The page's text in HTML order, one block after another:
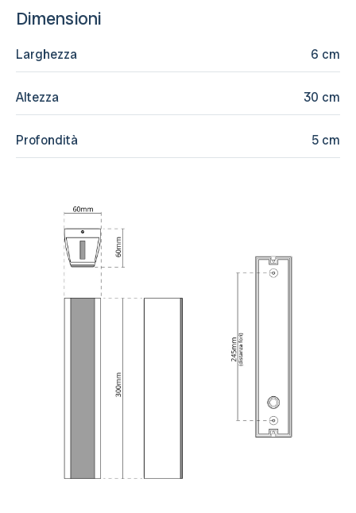
Dimensioni
Larghezza 6 cm
Altezza 30 cm
Profondità 5 cm